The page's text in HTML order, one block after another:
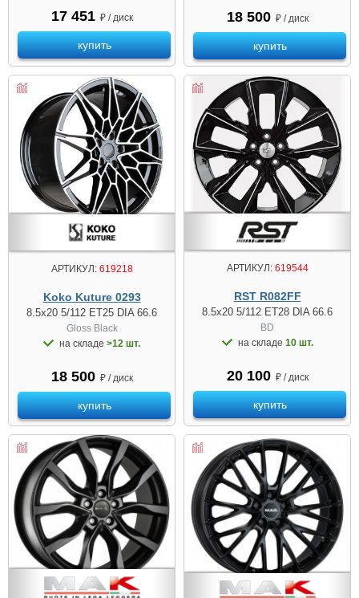
17 451 ₽ / диск
купить
18 500 ₽ / диск
купить
АРТИКУЛ:619218
Koko Kuture 0293
8.5x20 5/112 ET25 DIA 66.6
Gloss Black
на складе >12 шт.
18 500 ₽ / диск
купить
АРТИКУЛ:619544
RST R082FF
8.5x20 5/112 ET28 DIA 66.6
BD
на складе 10 шт.
20 100 ₽ / диск
купить